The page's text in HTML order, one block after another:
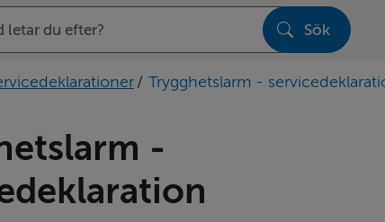
Sök
/ Trygghetslarm -
-